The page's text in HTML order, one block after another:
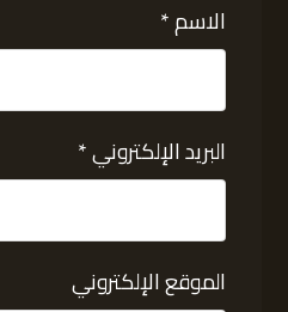
الاسم*
البريد الإلكتروني*
الموقع الإلكتروني